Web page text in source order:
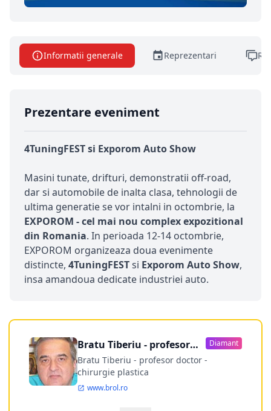
Informatii generale Reprezentari
Prezentare eveniment
4TuningFEST si Exporom Auto Show
Masini tunate, drifturi, demonstratii off-road,
dar si automobile de inalta clasa, tehnologii de
ultima generatie se vor intalni in octombrie, la
EXPOROM - cel mai nou complex expozitional
din Romania. In perioada 12-14 octombrie,
EXPOROM organizeaza doua evenimente
distincte, 4TuningFESTsi Exporom Auto Show,
insa amandoua dedicate industriei auto.
Bratu Tiberiu - profesor
doctor
Diamant
Bratu Tiberiu - profesor doctor -
chirurgie plastica
www.brol.ro